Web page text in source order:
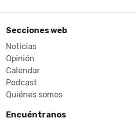
Secciones web
Noticias
Opinión
Calendar
Podcast
Quiénes somos
Encuéntranos